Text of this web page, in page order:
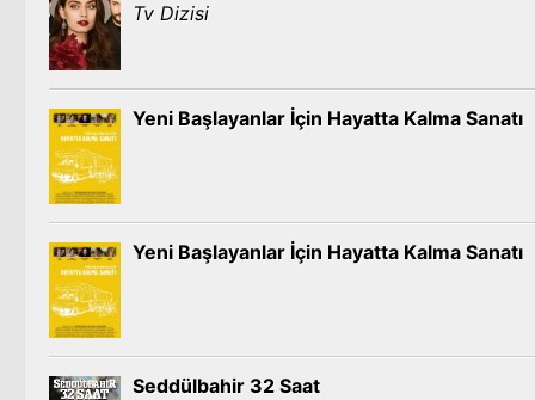
Tv Dizisi
Yeni Başlayanlar İçin Hayatta Kalma Sanatı
Yeni Başlayanlar İçin Hayatta Kalma Sanatı
Seddülbahir 32 Saat